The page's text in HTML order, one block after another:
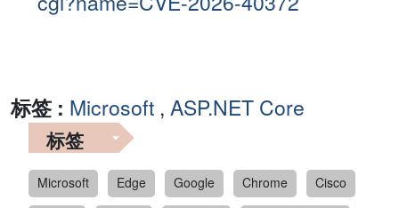
标签 : Microsoft , ASP.NET Core
标签
Microsoft Edge Google Chrome
Cisco